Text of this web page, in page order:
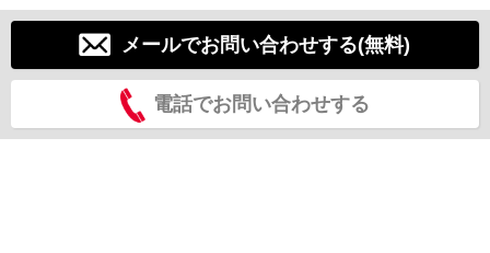
メールでお問い合わせする(無料)
電話でお問い合わせする